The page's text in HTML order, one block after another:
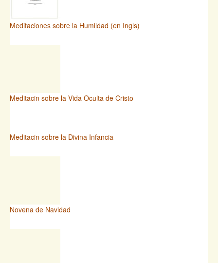
Meditaciones sobre la Humildad (en Ingls)
Meditacin sobre la Vida Oculta de Cristo
Meditacin sobre la Divina Infancia
Novena de Navidad